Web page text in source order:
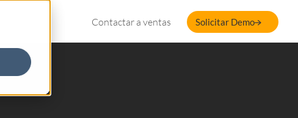
Contactar a ventas Solicitar Demo